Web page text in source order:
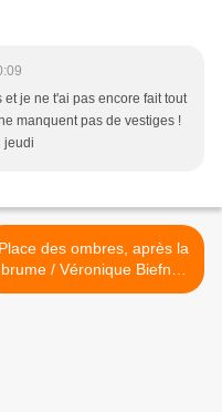
je ne t'ai pas encore fait tout
manquent pas de vestiges !
jeudi
Place des ombres, après la
brume / Véronique Biefnot
et Francis Dannemark >